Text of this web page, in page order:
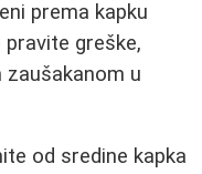
prema kapku
greške,
u
od sredine kapka